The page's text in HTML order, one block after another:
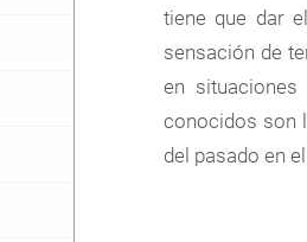
tiene que dar
sensación de
en situaciones
conocidos son
del pasado en